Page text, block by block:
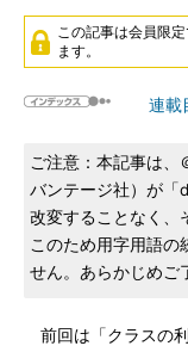
この記事は会員限定
ます。
連載
ご注意：本記事は、
バンテージ社）が「
改変することなく、
このため用字用語の
せん。あらかじめご
前回は「クラスの